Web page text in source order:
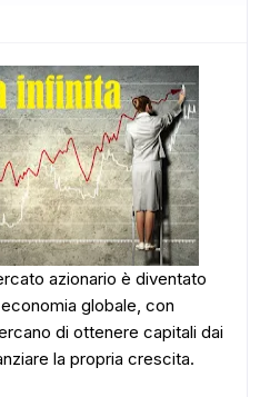
azionario è diventato
globale, con
di ottenere capitali dai
la propria crescita.